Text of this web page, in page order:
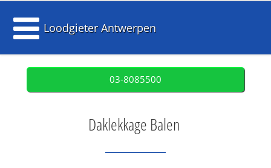
Loodgieter Antwerpen
03-8085500
Daklekkage Balen